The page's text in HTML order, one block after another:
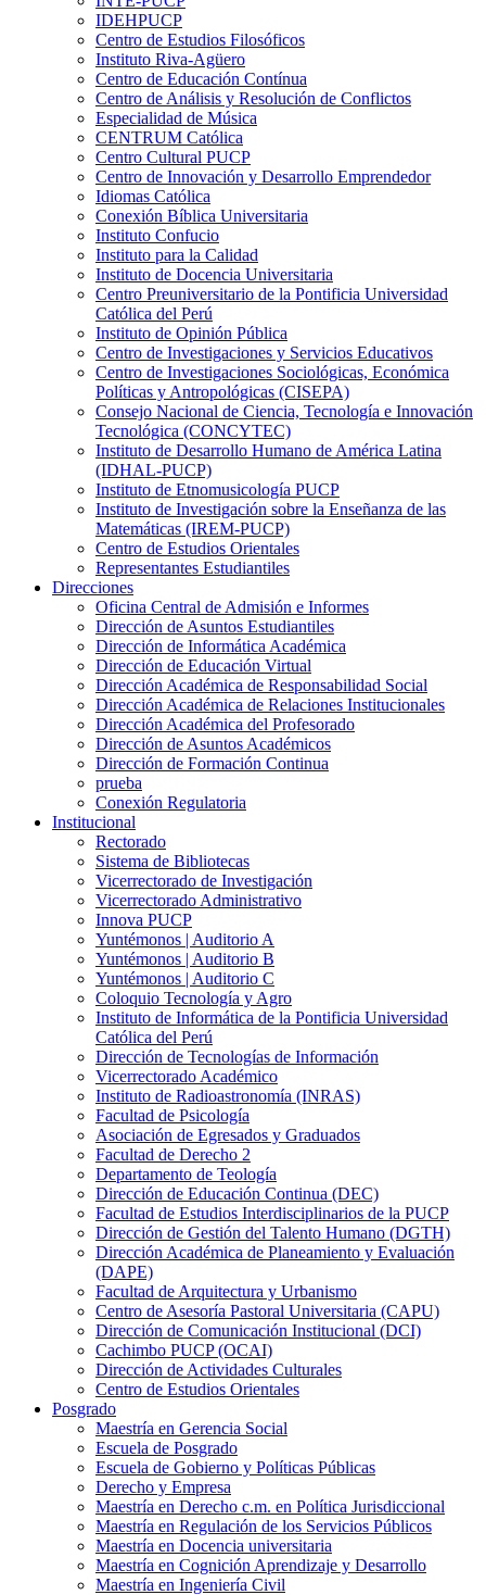
IDEHPUCP
Centro de Estudios Filosóficos
Instituto Riva-Agüero
Centro de Educación Contínua
Centro de Análisis y Resolución de Conflictos
Especialidad de Música
CENTRUM Católica
Centro Cultural PUCP
Centro de Innovación y Desarrollo Emprendedor
Idiomas Católica
Conexión Bíblica Universitaria
Instituto Confucio
Instituto para la Calidad
Instituto de Docencia Universitaria
Centro Preuniversitario de la Pontificia Universidad
Católica del Perú
Instituto de Opinión Pública
Centro de Investigaciones y Servicios Educativos
Centro de Investigaciones Sociológicas, Económica
Políticas y Antropológicas (CISEPA)
Consejo Nacional de Ciencia, Tecnología e Innovación
Tecnológica (CONCYTEC)
Instituto de Desarrollo Humano de América Latina
(IDHAL-PUCP)
Instituto de Etnomusicología PUCP
Instituto de Investigación sobre la Enseñanza de las
Matemáticas (IREM-PUCP)
Centro de Estudios Orientales
Representantes Estudiantiles
Direcciones
Oficina Central de Admisión e Informes
Dirección de Asuntos Estudiantiles
Dirección de Informática Académica
Dirección de Educación Virtual
Dirección Académica de Responsabilidad Social
Dirección Académica de Relaciones Institucionales
Dirección Académica del Profesorado
Dirección de Asuntos Académicos
Dirección de Formación Continua
prueba
Conexión Regulatoria
Institucional
Rectorado
Sistema de Bibliotecas
Vicerrectorado de Investigación
Vicerrectorado Administrativo
Innova PUCP
Yuntémonos | Auditorio A
Yuntémonos | Auditorio B
Yuntémonos | Auditorio C
Coloquio Tecnología y Agro
Instituto de Informática de la Pontificia Universidad
Católica del Perú
Dirección de Tecnologías de Información
Vicerrectorado Académico
Instituto de Radioastronomía (INRAS)
Facultad de Psicología
Asociación de Egresados y Graduados
Facultad de Derecho 2
Departamento de Teología
Dirección de Educación Continua (DEC)
Facultad de Estudios Interdisciplinarios de la PUCP
Dirección de Gestión del Talento Humano (DGTH)
Dirección Académica de Planeamiento y Evaluación
(DAPE)
Facultad de Arquitectura y Urbanismo
Centro de Asesoría Pastoral Universitaria (CAPU)
Dirección de Comunicación Institucional (DCI)
Cachimbo PUCP (OCAI)
Dirección de Actividades Culturales
Centro de Estudios Orientales
Posgrado
Maestría en Gerencia Social
Escuela de Posgrado
Escuela de Gobierno y Políticas Públicas
Derecho y Empresa
Maestría en Derecho c.m. en Política Jurisdiccional
Maestría en Regulación de los Servicios Públicos
Maestría en Docencia universitaria
Maestría en Cognición Aprendizaje y Desarrollo
Maestría en Ingeniería Civil